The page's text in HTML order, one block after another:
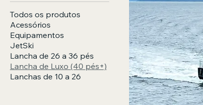
Todos os produtos
Acessórios
Equipamentos
JetSki
Lancha de 26 a 36 pés
Lancha de Luxo (40 pés+)
Lanchas de 10 a 26